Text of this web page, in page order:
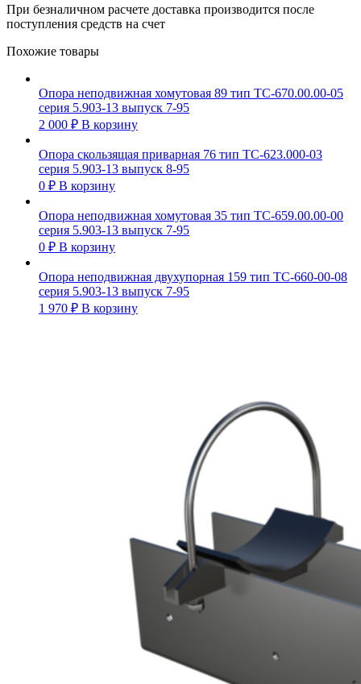
При безналичном расчете доставка производится после
поступления средств на счет
Похожие товары
Опора неподвижная хомутовая 89 тип ТС-670.00.00-05
серия 5.903-13 выпуск 7-95
2 000 ₽ В корзину
Опора скользящая приварная 76 тип ТС-623.000-03
серия 5.903-13 выпуск 8-95
0 ₽ В корзину
Опора неподвижная хомутовая 35 тип ТС-659.00.00-00
серия 5.903-13 выпуск 7-95
0 ₽ В корзину
Опора неподвижная двухупорная 159 тип ТС-660-00-08
серия 5.903-13 выпуск 7-95
1 970 ₽ В корзину